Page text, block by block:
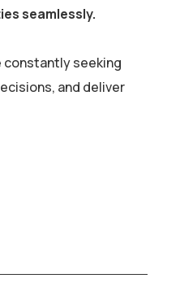
seamlessly.
constantly seeking
and deliver